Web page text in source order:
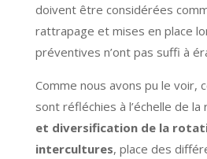
doivent être considérées
rattrapage et mises en place
préventives n’ont pas suffi à
Comme nous avons pu le voir,
sont réfléchies à l’échelle de la
et diversification de la
intercultures, place des